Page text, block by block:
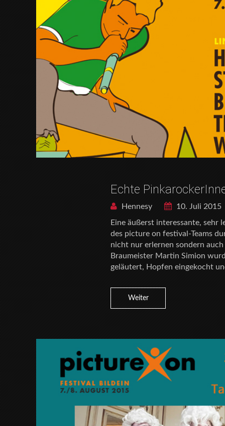
Echte
Hennesy
10. Juli 2015
Eine äußerst interessante, sehr
des picture on festival-Teams
nicht nur erlernen sondern
Braumeister Martin Simion
geläutert, Hopfen eingekocht
Weiter